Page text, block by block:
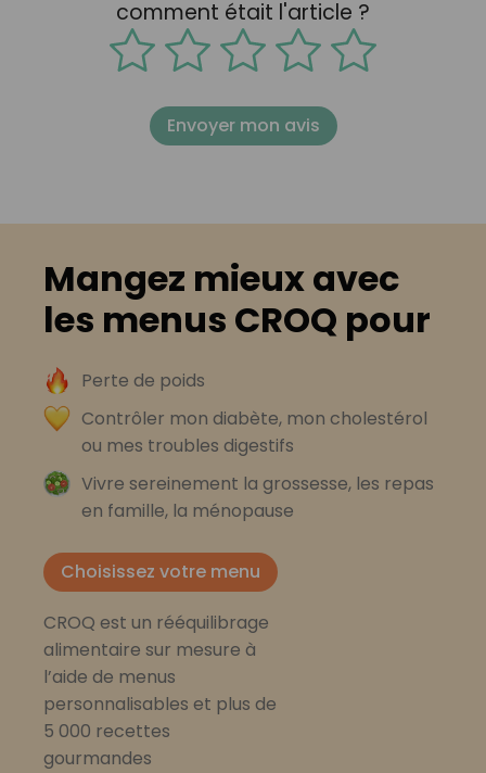
comment était l'article ?
Envoyer mon avis
Mangez mieux avec
les menus CROQ pour
Perte de poids
Contrôler mon diabète, mon cholestérol
ou mes troubles digestifs
Vivre sereinement la grossesse, les repas
en famille, la ménopause
Choisissez votre menu
CROQ est un rééquilibrage
alimentaire sur mesure à
l’aide de menus
personnalisables et plus de
5 000 recettes
gourmandes